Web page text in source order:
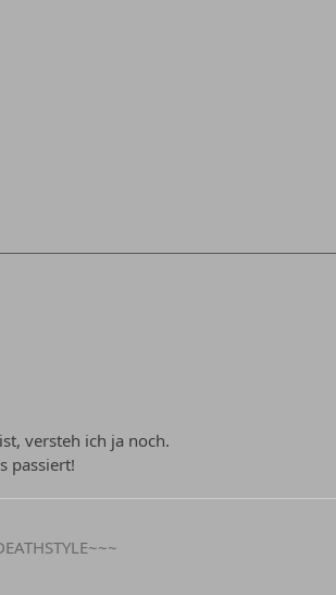
versteh ich ja noch.
passiert!